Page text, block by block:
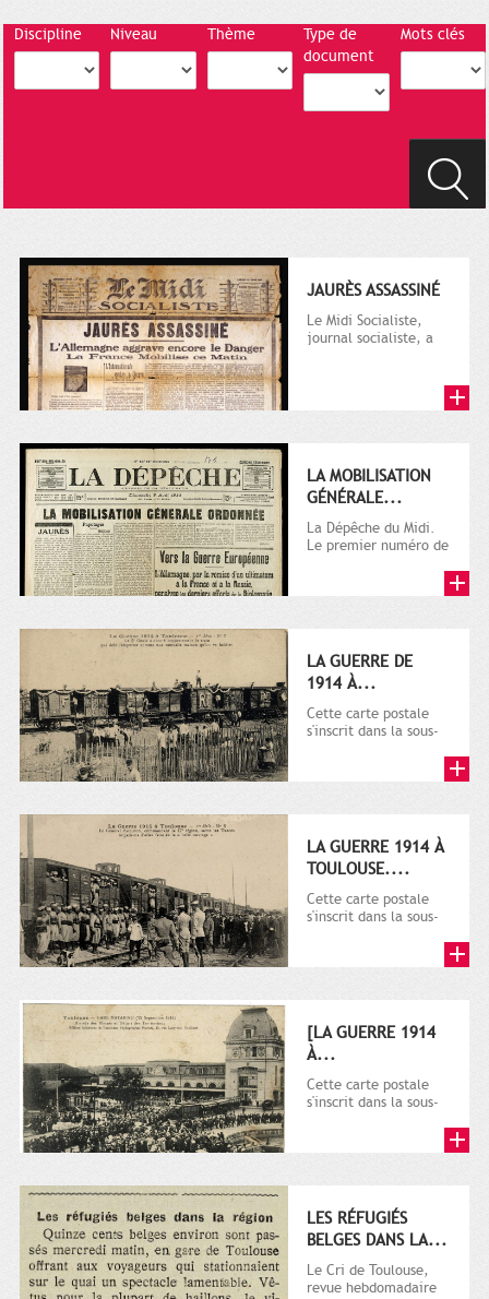
Discipline Niveau Thème
Type de
document
Mots clés
JAURÈS ASSASSINÉ
Le Midi Socialiste,
journal socialiste, a
LA MOBILISATION
GÉNÉRALE...
La Dépêche du Midi.
Le premier numéro de
octobre...
LA GUERRE DE
1914 À...
Cette carte postale
s'inscrit dans la sous-
plusieurs milliers de...
LA GUERRE 1914 À
TOULOUSE....
Cette carte postale
s'inscrit dans la sous-
plusieurs milliers de...
[LA GUERRE 1914
À...
Cette carte postale
s'inscrit dans la sous-
plusieurs milliers de...
LES RÉFUGIÉS
BELGES DANS LA...
Le Cri de Toulouse,
revue hebdomadaire